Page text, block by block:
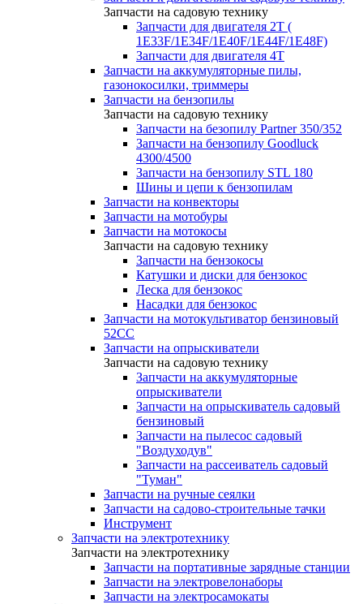
Запчасти на садовую технику
Запчасти для двигателя 2Т (
1Е33F/1E34F/1Е40F/1E44F/1Е48F)
Запчасти для двигателя 4Т
Запчасти на аккумуляторные пилы,
газонокосилки, триммеры
Запчасти на бензопилы
Запчасти на садовую технику
Запчасти на безопилу Partner 350/352
Запчасти на бензопилу Goodluck
4300/4500
Запчасти на бензопилу STL 180
Шины и цепи к бензопилам
Запчасти на конвекторы
Запчасти на мотобуры
Запчасти на мотокосы
Запчасти на садовую технику
Запчасти на бензокосы
Катушки и диски для бензокос
Леска для бензокос
Насадки для бензокос
Запчасти на мотокультиватор бензиновый
52СС
Запчасти на опрыскиватели
Запчасти на садовую технику
Запчасти на аккумуляторные
опрыскиватели
Запчасти на опрыскиватель садовый
бензиновый
Запчасти на пылесос садовый
"Воздуходув"
Запчасти на рассеиватель садовый
"Туман"
Запчасти на ручные сеялки
Запчасти на садово-строительные тачки
Инструмент
Запчасти на электротехнику
Запчасти на электротехнику
Запчасти на портативные зарядные станции
Запчасти на электровелонаборы
Запчасти на электросамокаты